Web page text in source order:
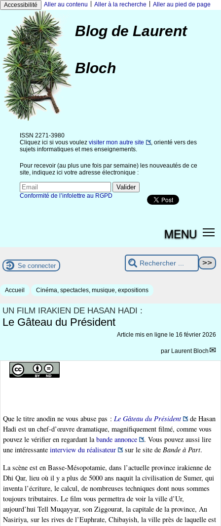
Accessibilité Aller au contenu Aller à la recherche Aller au pied de page
Blog de Laurent
Bloch
ISSN 2271-3980
Cliquez ici si vous voulez visiter mon autre site
, orienté vers des
sujets informatiques et mes enseignements.
Pour recevoir (au plus une fois par semaine) les nouveautés de ce
site, indiquez ici votre adresse électronique :
Conformité de l’infolettre au RGPD
MENU
Se connecter
Accueil Cinéma, spectacles, musique, expositions
UN FILM IRAKIEN DE HASAN HADI :
Le Gâteau du Président
Article mis en ligne le 16 février 2026
par Laurent Bloch
Que le titre anodin ne vous abuse pas : Le Gâteau du Président
de Hasan
Hadi est un chef-d’œuvre dramatique, magnifiquement filmé, comme vous
pouvez le vérifier en regardant labande annonce
. Vous pouvez aussi lire
une intéressante interview du réalisateur sur le site de Bande à Part.
La scène est en Basse-Mésopotamie, dans l’actuelle province irakienne de
Dhi Qar, lieu où il y a plus de 5000 ans naquit la civilisation de Sumer, qui
inventa l’écriture, le calcul, de nombreuses techniques dont nous sommes
toujours tributaires. Le film vous permettra de voir la ville d’Ur,
aujourd’hui Tell Muqayyar, son Ziggourat, la capitale de la province, An
Nasiriya, sur les rives de l’Euphrate, Chibayish, la ville près de laquelle est